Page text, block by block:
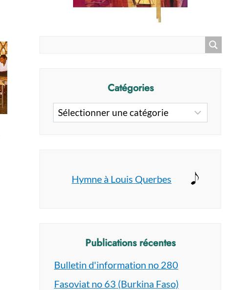
Catégories
Catégories
Hymne à Louis Querbes
Publications récentes
Bulletin d'information no 280
Fasoviat no 63 (Burkina Faso)